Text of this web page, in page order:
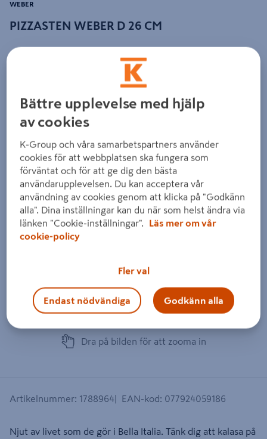
PIZZASTEN WEBER D 26 CM
WEBER
Detaljerad beskrivning finns i produktbeskrivningsområdet
Föregående
Dra på bilden för att zooma in
Artikelnummer: 1788964 EAN-kod: 077924059186
Njut av livet som de gör i Bella Italia. Tänk dig att kalasa på
Bättre upplevelse med hjälp
av cookies
K-Group och våra samarbetspartners använder
cookies för att webbplatsen ska fungera som
förväntat och för att ge dig den bästa
användarupplevelsen. Du kan acceptera vår
användning av cookies genom att klicka på "Godkänn
alla". Dina inställningar kan du när som helst ändra via
länken "Cookie-inställningar".
Läs mer om vår
cookie-policy
Fler val
Endast nödvändiga Godkänn alla